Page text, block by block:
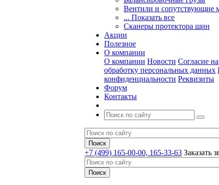
Вентили и сопутствующие
... Показать все
Сканеры протектора шин
Акции
Полезное
О компании
О компании Новости Согласие на
обработку персональных данных
конфиденциальности Реквизиты
Форум
Контакты
+7 (499) 165-00-00, 165-33-63 Заказать